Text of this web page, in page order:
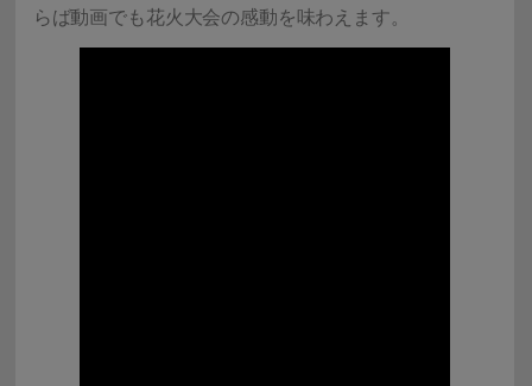
らば動画でも花火大会の感動を味わえます。